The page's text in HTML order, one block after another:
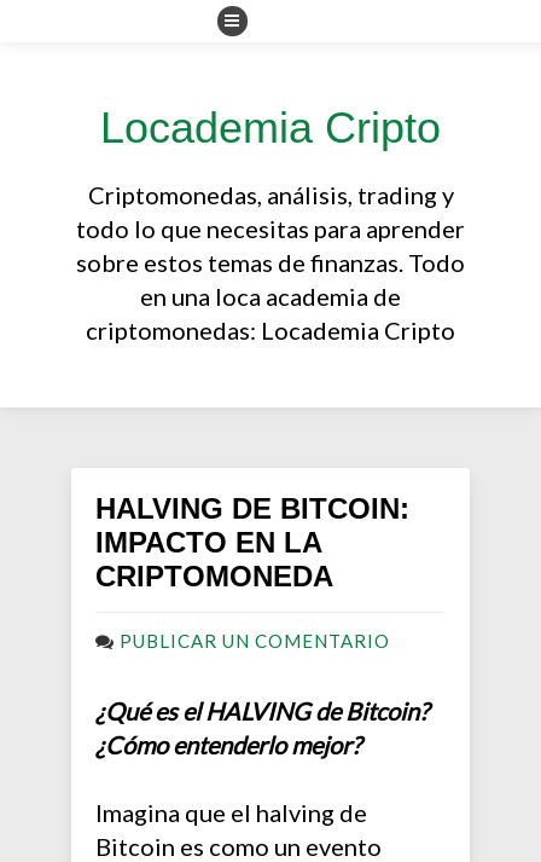
Locademia Cripto
Criptomonedas, análisis, trading y
todo lo que necesitas para aprender
sobre estos temas de finanzas. Todo
en una loca academia de
criptomonedas: Locademia Cripto
HALVING DE BITCOIN:
IMPACTO EN LA
CRIPTOMONEDA
PUBLICAR UN COMENTARIO
¿Qué es el HALVING de Bitcoin?
¿Cómo entenderlo mejor?
Imagina que el halving de
Bitcoin es como un evento